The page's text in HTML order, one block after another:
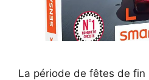
La période de fêtes de fin